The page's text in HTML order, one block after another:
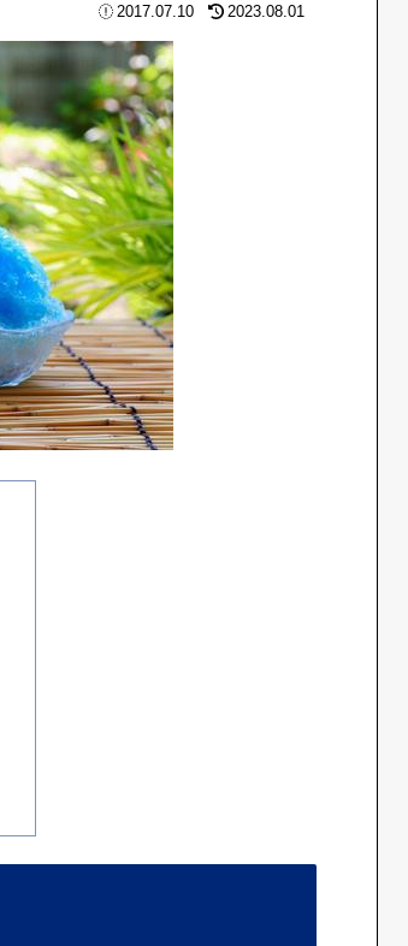
2017.07.10 2023.08.01